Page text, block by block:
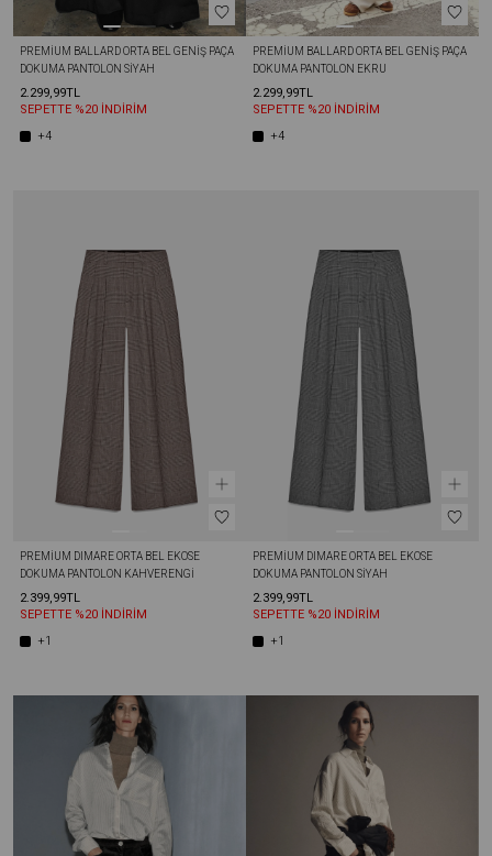
PREMIUM BALLARD ORTA BEL GENIŞ PAÇA
DOKUMA PANTOLON SIYAH
2.299,99TL
SEPETTE %20 İNDİRİM
+4
PREMIUM BALLARD ORTA BEL GENIŞ PAÇA
DOKUMA PANTOLON EKRU
2.299,99TL
SEPETTE %20 İNDİRİM
+4
PREMIUM DIMARE ORTA BEL EKOSE
DOKUMA PANTOLON KAHVERENGI
2.399,99TL
SEPETTE %20 İNDİRİM
+1
PREMIUM DIMARE ORTA BEL EKOSE
DOKUMA PANTOLON SIYAH
2.399,99TL
SEPETTE %20 İNDİRİM
+1